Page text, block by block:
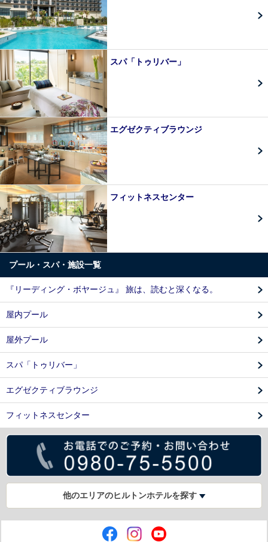
スパ「トゥリバー」
エグゼクティブラウンジ
フィットネスセンター
プール・スパ・施設一覧
『リーディング・ボヤージュ』 旅は、読むと深くなる。
屋内プール
屋外プール
スパ「トゥリバー」
エグゼクティブラウンジ
フィットネスセンター
他のエリアのヒルトンホテルを探す